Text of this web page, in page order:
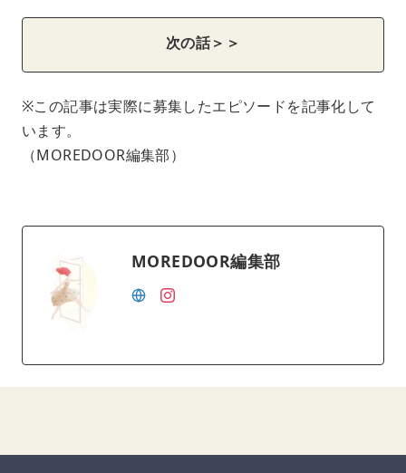
次の話＞＞
※この記事は実際に募集したエピソードを記事化して
います。
（MOREDOOR編集部）
MOREDOOR編集部